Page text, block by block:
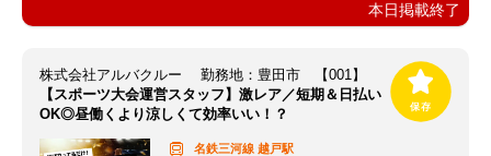
本日掲載終了
株式会社アルバクルー 勤務地：豊田市 【001】
【スポーツ大会運営スタッフ】激レア／短期＆日払い
OK◎昼働くより涼しくて効率いい！？
名鉄三河線 越戸駅